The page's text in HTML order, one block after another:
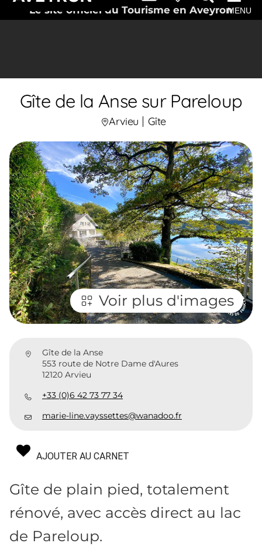
Le site officiel du Tourisme en AveyronMENU
Gîte de la Anse sur Pareloup
Arvieu Gîte
Voir plus d'images
Gîte de la Anse
553 route de Notre Dame d'Aures
12120 Arvieu
+33 (0)6 42 73 77 34
marie-line.vayssettes@wanadoo.fr
AJOUTER AU CARNET
Gîte de plain pied, totalement
rénové, avec accès direct au lac
de Pareloup.